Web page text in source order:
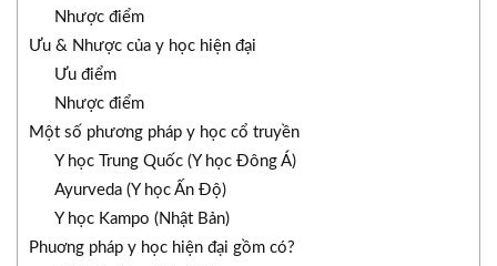
Nhược điểm
Ưu & Nhược của y học hiện đại
Ưu điểm
Nhược điểm
Một số phương pháp y học cổ truyền
Y học Trung Quốc (Y học Đông Á)
Ayurveda (Y học Ấn Độ)
Y học Kampo (Nhật Bản)
Phuơng pháp y học hiện đại gồm có?